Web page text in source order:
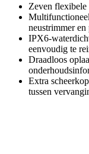
Zeven flexibele
neustrimmer
IPX6-
eenvoudig te
Draadloos
Extra
tussen